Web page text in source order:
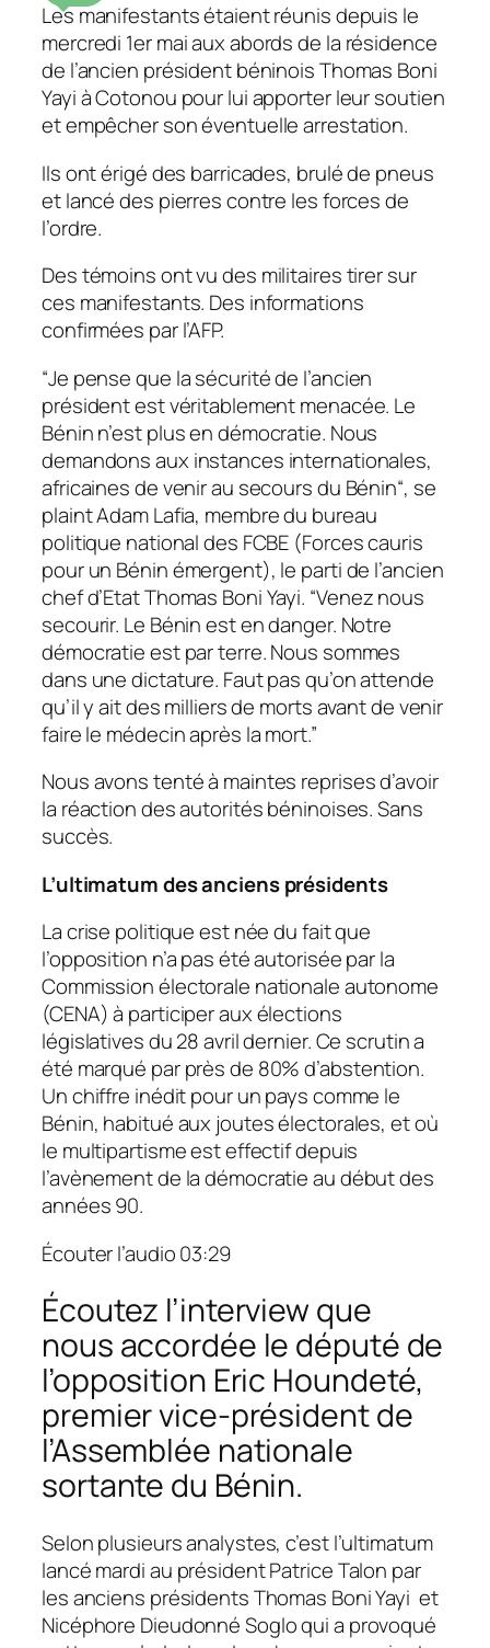
Les manifestants étaient réunis depuis le
mercredi 1er mai aux abords de la résidence
de l’ancien président béninois Thomas Boni
Yayi à Cotonou pour lui apporter leur soutien
et empêcher son éventuelle arrestation.
Ils ont érigé des barricades, brulé de pneus
et lancé des pierres contre les forces de
l’ordre.
Des témoins ont vu des militaires tirer sur
ces manifestants. Des informations
confirmées par l’AFP.
“Je pense que la sécurité de l’ancien
président est véritablement menacée. Le
Bénin n’est plus en démocratie. Nous
demandons aux instances internationales,
africaines de venir au secours du Bénin“, se
plaint Adam Lafia, membre du bureau
politique national des FCBE (Forces cauris
pour un Bénin émergent), le parti de l’ancien
chef d’Etat Thomas Boni Yayi. “Venez nous
secourir. Le Bénin est en danger. Notre
démocratie est par terre. Nous sommes
dans une dictature. Faut pas qu’on attende
qu’il y ait des milliers de morts avant de venir
faire le médecin après la mort.”
Nous avons tenté à maintes reprises d’avoir
la réaction des autorités béninoises. Sans
succès.
L’ultimatum des anciens présidents
La crise politique est née du fait que
l’opposition n’a pas été autorisée par la
Commission électorale nationale autonome
(CENA) à participer aux élections
législatives du 28 avril dernier. Ce scrutin a
été marqué par près de 80% d’abstention.
Un chiffre inédit pour un pays comme le
Bénin, habitué aux joutes électorales, et où
le multipartisme est effectif depuis
l’avènement de la démocratie au début des
années 90.
Écouter l’audio03:29
Écoutez l’interview que
nous accordée le député de
l’opposition Eric Houndeté,
premier vice-président de
l’Assemblée nationale
sortante du Bénin.
Selon plusieurs analystes, c’est l’ultimatum
lancé mardi au président Patrice Talon par
les anciens présidents Thomas Boni Yayi et
Nicéphore Dieudonné Soglo qui a provoqué